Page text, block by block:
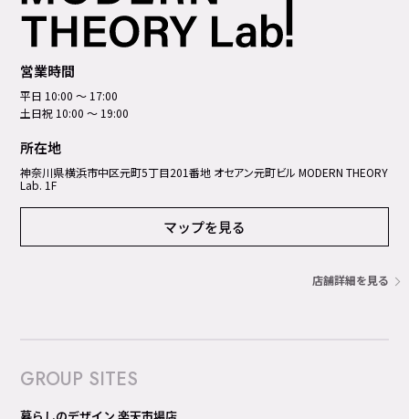
営業時間
平日 10:00 ～ 17:00
土日祝 10:00 ～ 19:00
所在地
神奈川県横浜市中区元町5丁⽬201番地 オセアン元町ビル MODERN THEORY
Lab. 1F
マップを見る
店舗詳細を見る
GROUP SITES
暮らしのデザイン 楽天市場店